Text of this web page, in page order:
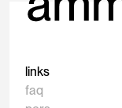
links
faq